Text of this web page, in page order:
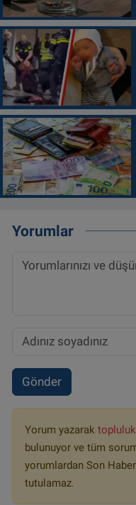
Yorumlar
Gönder
Yorum yazarak topluluk
bulunuyor ve tüm
yorumlardan Son
tutulamaz.